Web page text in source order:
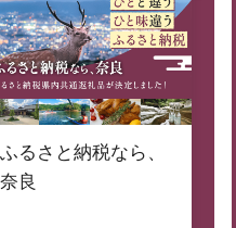
ふるさと納税なら、
奈良